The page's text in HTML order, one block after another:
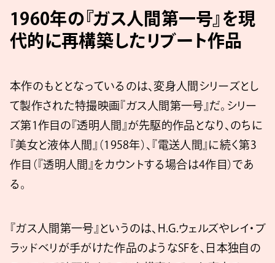
1960年の『ガス人間第一号』を現
代的に再構築したリブート作品
本作のもととなっているのは、変身人間シリーズとし
て製作された特撮映画『ガス人間第一号』だ。シリー
ズ第1作目の『透明人間』が先駆的作品となり、のちに
『美女と液体人間』（1958年）、『電送人間』に続く第3
作目（『透明人間』をカウントする場合は4作目）であ
る。
『ガス人間第一号』というのは、H.G.ウェルズやレイ・ブ
ラッドベリが手がけた作品のようなSFを、日本独自の